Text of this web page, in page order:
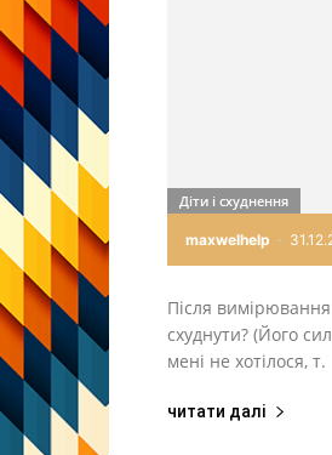
maxwelhelp -
Діти і схуднення
Після
схуднути? (Його
мені не хотілося, т.
читати далі